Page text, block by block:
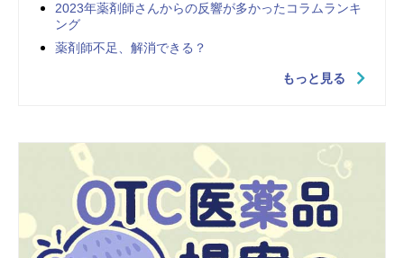
2023年薬剤師さんからの反響が多かったコラムランキ
ング
薬剤師不足、解消できる？
もっと見る